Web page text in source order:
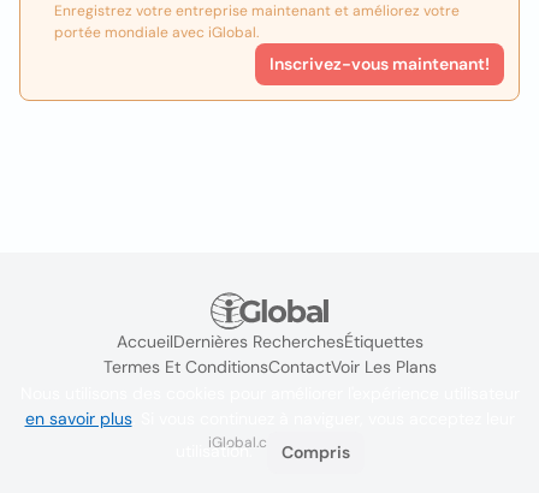
Enregistrez votre entreprise maintenant et améliorez votre
portée mondiale avec iGlobal.
Inscrivez-vous maintenant!
AccueilDernières RecherchesÉtiquettes
Termes Et ConditionsContactVoir Les Plans
iGlobal.co @ 2024
en savoir plus. Si vous continuez à naviguer, vous acceptez leur
utilisation.
Compris